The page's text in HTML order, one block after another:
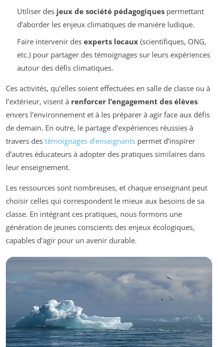
Utiliser des jeux de société pédagogiquespermettant
d’aborder les enjeux climatiques de manière ludique.
Faire intervenir des experts locaux(scientifiques, ONG,
etc.) pour partager des témoignages sur leurs expériences
autour des défis climatiques.
Ces activités, qu’elles soient effectuées en salle de classe ou à
l’extérieur, visent à renforcer l’engagement des élèves
envers l’environnement et à les préparer à agir face aux défis
de demain. En outre, le partage d’expériences réussies à
travers des témoignages d’enseignants permet d’inspirer
d’autres éducateurs à adopter des pratiques similaires dans
leur enseignement.
Les ressources sont nombreuses, et chaque enseignant peut
choisir celles qui correspondent le mieux aux besoins de sa
classe. En intégrant ces pratiques, nous formons une
génération de jeunes conscients des enjeux écologiques,
capables d’agir pour un avenir durable.